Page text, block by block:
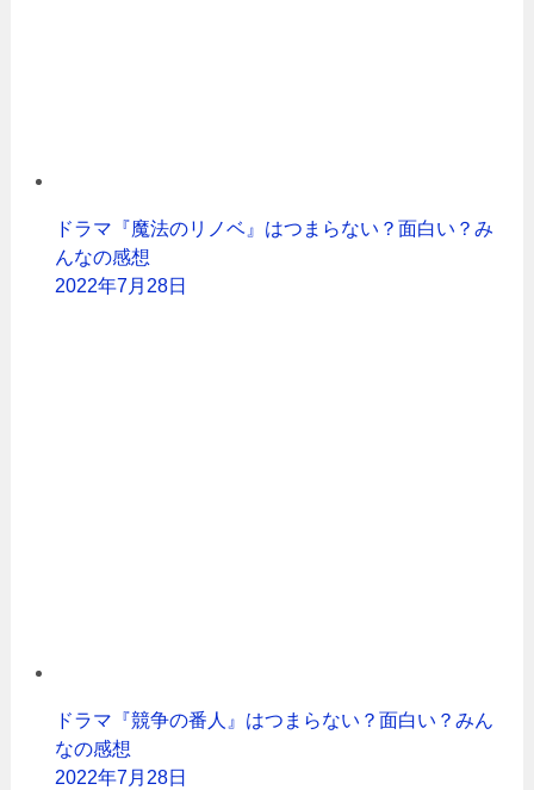
ドラマ『魔法のリノベ』はつまらない？面白い？み
んなの感想
2022年7月28日
ドラマ『競争の番人』はつまらない？面白い？みん
なの感想
2022年7月28日